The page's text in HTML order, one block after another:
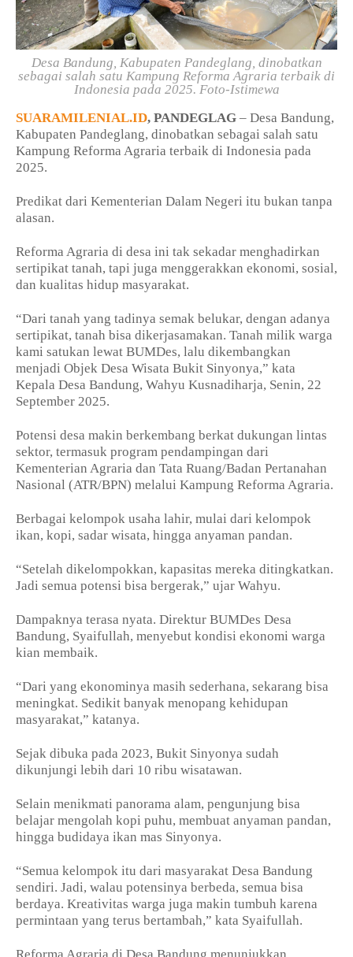
Desa Bandung, Kabupaten Pandeglang, dinobatkan
sebagai salah satu Kampung Reforma Agraria terbaik di
Indonesia pada 2025. Foto-Istimewa
SUARAMILENIAL.ID, PANDEGLAG – Desa Bandung,
Kabupaten Pandeglang, dinobatkan sebagai salah satu
Kampung Reforma Agraria terbaik di Indonesia pada
2025.
Predikat dari Kementerian Dalam Negeri itu bukan tanpa
alasan.
Reforma Agraria di desa ini tak sekadar menghadirkan
sertipikat tanah, tapi juga menggerakkan ekonomi, sosial,
dan kualitas hidup masyarakat.
“Dari tanah yang tadinya semak belukar, dengan adanya
sertipikat, tanah bisa dikerjasamakan. Tanah milik warga
kami satukan lewat BUMDes, lalu dikembangkan
menjadi Objek Desa Wisata Bukit Sinyonya,” kata
Kepala Desa Bandung, Wahyu Kusnadiharja, Senin, 22
September 2025.
Potensi desa makin berkembang berkat dukungan lintas
sektor, termasuk program pendampingan dari
Kementerian Agraria dan Tata Ruang/Badan Pertanahan
Nasional (ATR/BPN) melalui Kampung Reforma Agraria.
Berbagai kelompok usaha lahir, mulai dari kelompok
ikan, kopi, sadar wisata, hingga anyaman pandan.
“Setelah dikelompokkan, kapasitas mereka ditingkatkan.
Jadi semua potensi bisa bergerak,” ujar Wahyu.
Dampaknya terasa nyata. Direktur BUMDes Desa
Bandung, Syaifullah, menyebut kondisi ekonomi warga
kian membaik.
“Dari yang ekonominya masih sederhana, sekarang bisa
meningkat. Sedikit banyak menopang kehidupan
masyarakat,” katanya.
Sejak dibuka pada 2023, Bukit Sinyonya sudah
dikunjungi lebih dari 10 ribu wisatawan.
Selain menikmati panorama alam, pengunjung bisa
belajar mengolah kopi puhu, membuat anyaman pandan,
hingga budidaya ikan mas Sinyonya.
“Semua kelompok itu dari masyarakat Desa Bandung
sendiri. Jadi, walau potensinya berbeda, semua bisa
berdaya. Kreativitas warga juga makin tumbuh karena
permintaan yang terus bertambah,” kata Syaifullah.